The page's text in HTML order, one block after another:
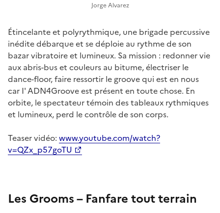
Jorge Alvarez
Étincelante et polyrythmique, une brigade percussive
inédite débarque et se déploie au rythme de son
bazar vibratoire et lumineux. Sa mission : redonner vie
aux abris-bus et couleurs au bitume, électriser le
dance-floor, faire ressortir le groove qui est en nous
car I' ADN4Groove est présent en toute chose. En
orbite, le spectateur témoin des tableaux rythmiques
et lumineux, perd le contrôle de son corps.
Teaser vidéo: www.youtube.com/watch?
v=QZx_p57goTU
Les Grooms – Fanfare tout terrain